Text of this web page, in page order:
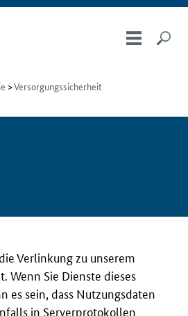
Versorgungssicherheit
Verlinkung zu unserem
Wenn Sie Dienste dieses
es sein, dass Nutzungsdaten
in Serverprotokollen